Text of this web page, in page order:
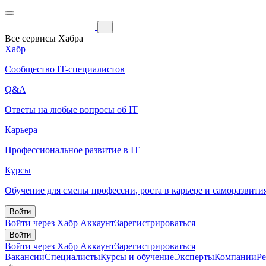
Все сервисы Хабра
Хабр
Сообщество IT-специалистов
Q&A
Ответы на любые вопросы об IT
Карьера
Профессиональное развитие в IT
Курсы
Обучение для смены профессии, роста в карьере и
Войти
Войти через Хабр АккаунтЗарегистрироваться
Войти
Войти через Хабр АккаунтЗарегистрироваться
ВакансииСпециалистыКурсы и обучениеЭкспертыКомпании